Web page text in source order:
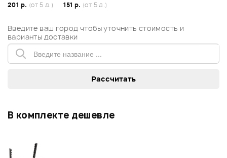
201 р. (от 5 д.)
151 р. (от 5 д.)
Введите ваш город чтобы уточнить стоимость и
варианты доставки
В комплекте дешевле